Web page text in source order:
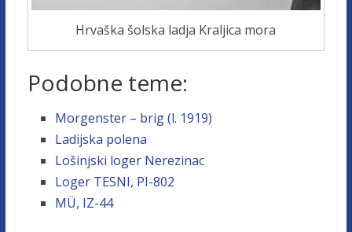
Hrvaška šolska ladja Kraljica mora
Podobne teme:
Morgenster – brig (l. 1919)
Ladijska polena
Lošinjski loger Nerezinac
Loger TESNI, PI-802
MÜ, IZ-44